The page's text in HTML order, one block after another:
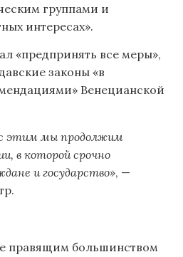
группами и
интересах».
«предпринять все меры»,
законы «в
Венецианской
этим мы продолжим
в которой срочно
и государство», —
правящим большинством